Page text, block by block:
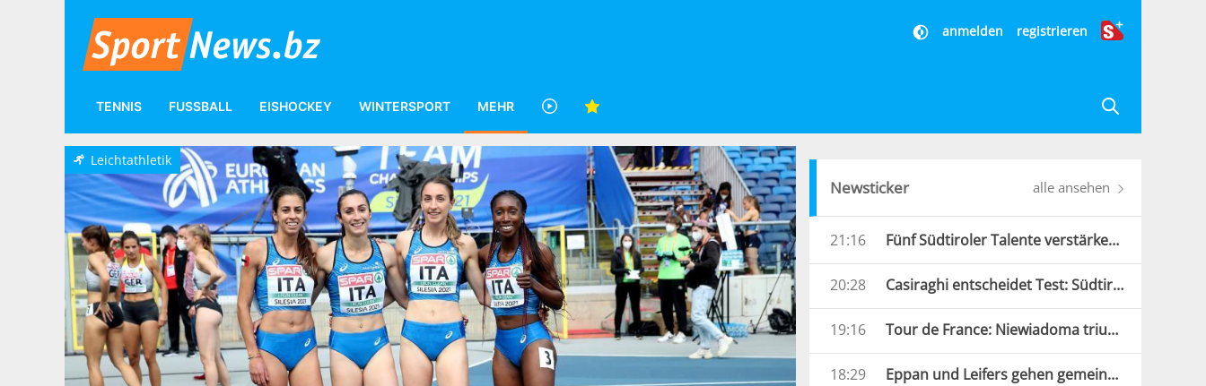
anmelden registrieren
TENNIS FUSSBALL EISHOCKEY WINTERSPORT MEHR
p Leichtathletik
Newsticker alle ansehen
21:16 Fünf Südtiroler Talente verstärken die Carabinieri
20:28 Casiraghi entscheidet Test: Südtirol bezwingt Verona
19:16 Tour de France: Niewiadoma triumphiert am Mont Ventoux
18:29 Eppan und Leifers gehen gemeinsame Wege